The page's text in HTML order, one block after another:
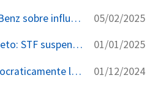
Declarações de Mike Benz sobre influência da USAID nas eleições brasileiras 05/02/2025
Novo orçamento secreto: STF suspende repasses de R$ 4,2 bilhões em emendas parlamentares 01/01/2025
Gilmar suspende monocraticamente lei de impeachment de 1950 e eleva quórum para processar ministro do STF de 41 para 54 votos 01/12/2024